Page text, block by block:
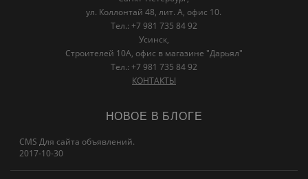
ул. Коллонтай 48, лит. А, офис 10.
Тел.: +7 981 735 84 92
Усинск,
Строителей 10А, офис в магазине "Дарьял"
Тел.: +7 981 735 84 92
КОНТАКТЫ
НОВОЕ В БЛОГЕ
CMS Для сайта объявлений.
2017-10-30